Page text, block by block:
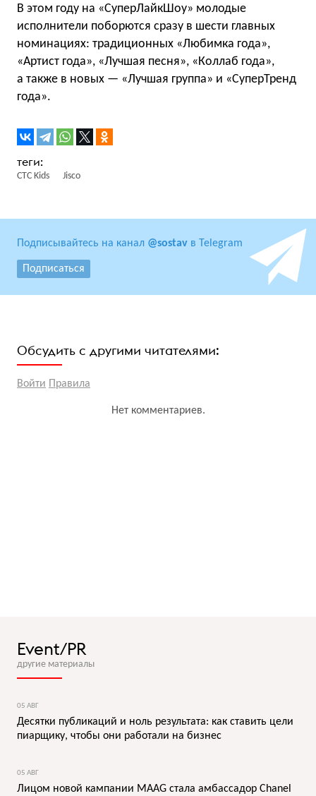
В этом году на «СуперЛайкШоу» молодые
исполнители поборются сразу в шести главных
номинациях: традиционных «Любимка года»,
«Артист года», «Лучшая песня», «Коллаб года»,
а также в новых — «Лучшая группа» и «СуперТренд
года».
СТС Kids Jisco
Подписывайтесь на канал @sostav в Telegram
Подписаться
Обсудить с другими читателями:
Войти Правила
Нет комментариев.
Event/PR
другие материалы
05 АВГ
Десятки публикаций и ноль результата: как ставить цели
пиарщику, чтобы они работали на бизнес
05 АВГ
Лицом новой кампании MAAG стала амбассадор Chanel